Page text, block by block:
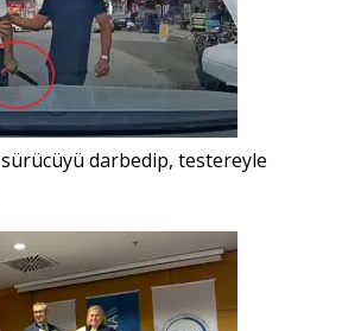
sürücüyü darbedip, testereyle